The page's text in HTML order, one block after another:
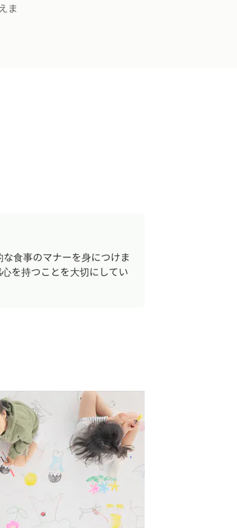
ま
食事のマナーを身につけま
を持つことを大切にしてい